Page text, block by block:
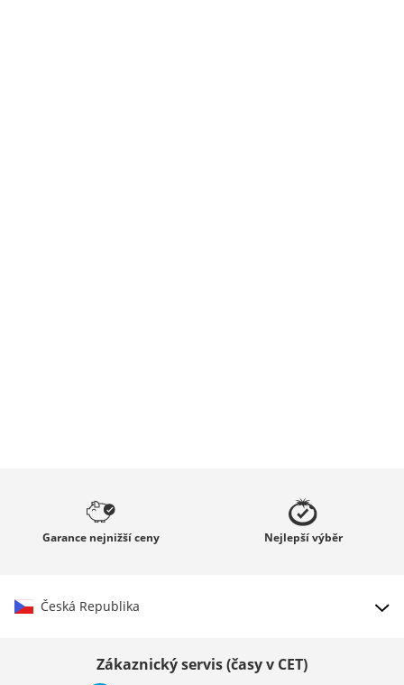
Garance nejnižší ceny Nejlepšívýběr
Česká Republika
Zákaznický servis (časy v CET)